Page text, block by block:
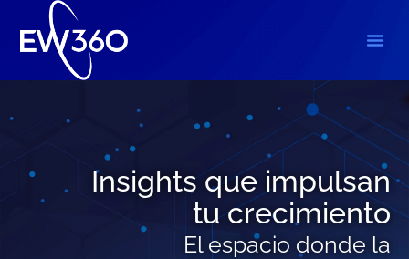
Insights que impulsan
tu crecimiento
El espacio donde la